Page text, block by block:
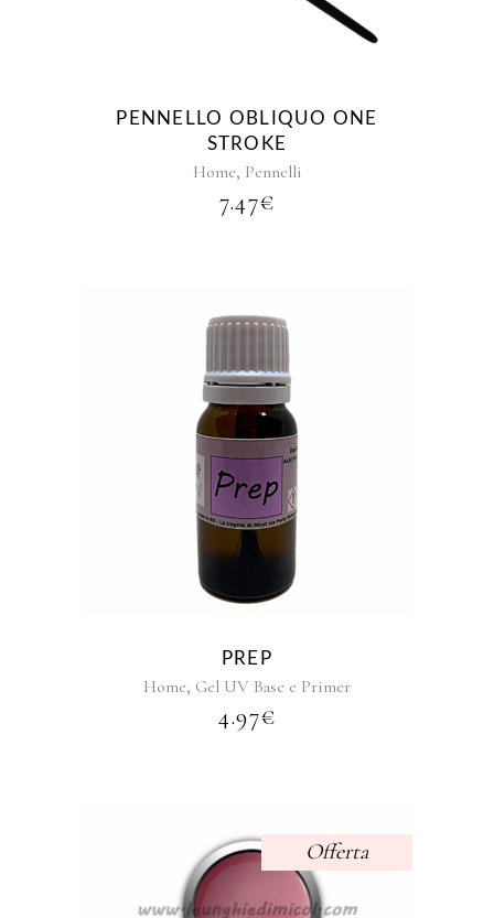
PENNELLO OBLIQUO ONE
STROKE
Home, Pennelli
7.47€
Questo
prodotto
ha
più
varianti.
opzioni
nella
pagina
PREP
Home, Gel UV Base e Primer
4.97€
Offerta
Questo